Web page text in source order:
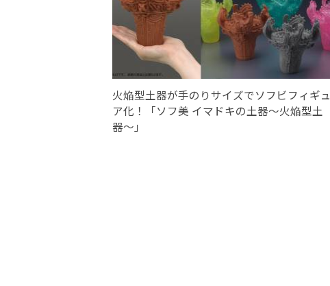
火焔型土器が手のりサイズでソフビフィギュ
ア化！「ソフ美 イマドキの土器～火焔型土
器～」